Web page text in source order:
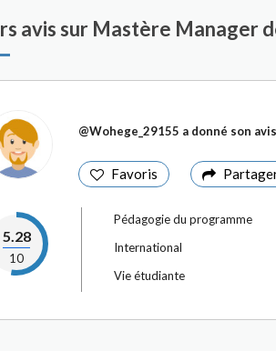
avis sur Mastère Manager
@Wohege_29155 a donné son
Favoris
5.28
10
Pédagogie du programme
International
Vie étudiante